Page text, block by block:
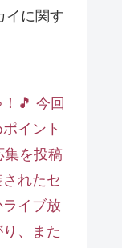
イに関す
🎵 今回
イント
集を投稿
れたセ
イブ放
、また